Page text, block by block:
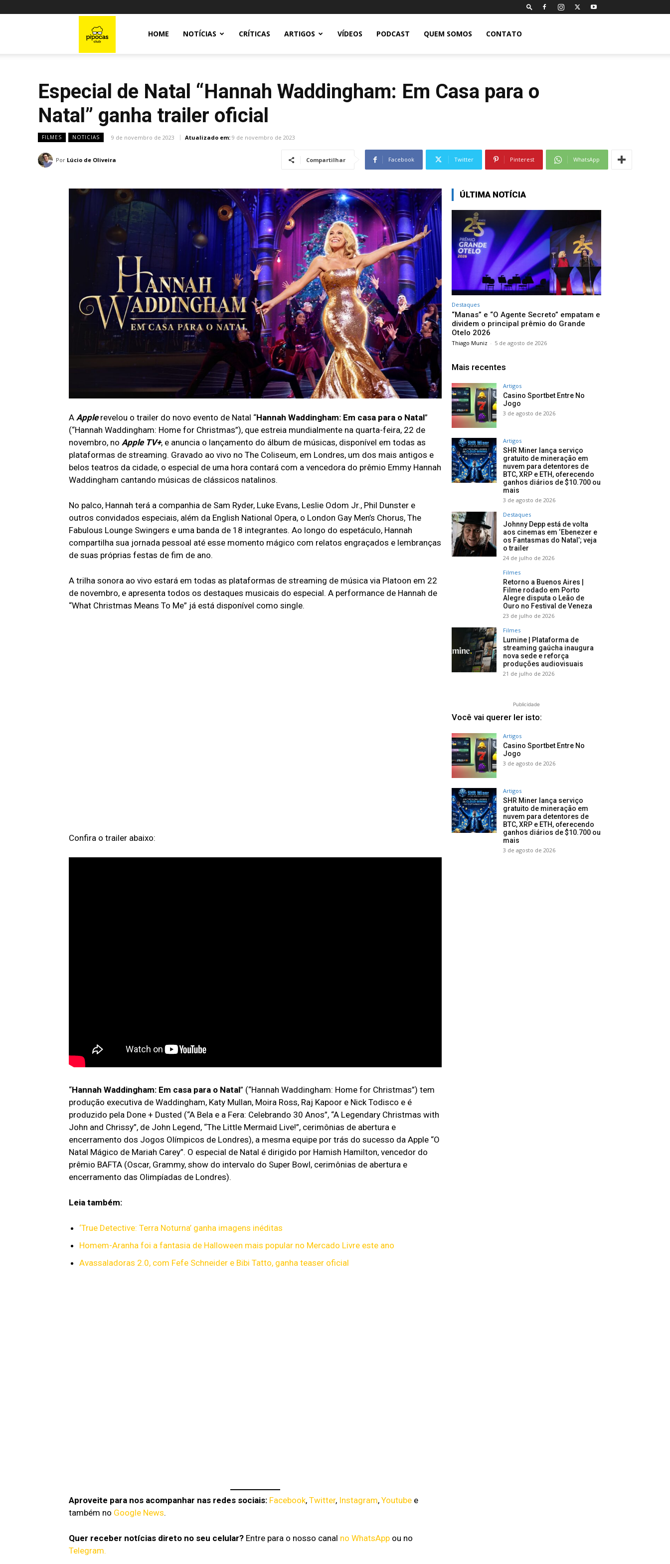
HOME NOTÍCIAS CRÍTICAS ARTIGOS VÍDEOS PODCAST QUEM SOMOS CONTATO
Especial de Natal “Hannah Waddingham: Em Casa para o
Natal” ganha trailer oficial
FILMES NOTICIAS 9 de novembro de 2023 Atualizado em: 9 de novembro de 2023
Por Lúcio de Oliveira Compartilhar Facebook Twitter Pinterest WhatsApp
A Applerevelou o trailer do novo evento de Natal “Hannah Waddingham: Em casa para o Natal”
(“Hannah Waddingham: Home for Christmas”), que estreia mundialmente na quarta-feira, 22 de
novembro, no Apple TV+, e anuncia o lançamento do álbum de músicas, disponível em todas as
plataformas de streaming. Gravado ao vivo no The Coliseum, em Londres, um dos mais antigos e
belos teatros da cidade, o especial de uma hora contará com a vencedora do prêmio Emmy Hannah
Waddingham cantando músicas de clássicos natalinos.
No palco, Hannah terá a companhia de Sam Ryder, Luke Evans, Leslie Odom Jr., Phil Dunster e
outros convidados especiais, além da English National Opera, o London Gay Men’s Chorus, The
Fabulous Lounge Swingers e uma banda de 18 integrantes. Ao longo do espetáculo, Hannah
compartilha sua jornada pessoal até esse momento mágico com relatos engraçados e lembranças
de suas próprias festas de fim de ano.
A trilha sonora ao vivo estará em todas as plataformas de streaming de música via Platoon em 22
de novembro, e apresenta todos os destaques musicais do especial. A performance de Hannah de
“What Christmas Means To Me” já está disponível como single.
Confira o trailer abaixo:
“Hannah Waddingham: Em casa para o Natal” (“Hannah Waddingham: Home for Christmas”) tem
produção executiva de Waddingham, Katy Mullan, Moira Ross, Raj Kapoor e Nick Todisco e é
produzido pela Done + Dusted (“A Bela e a Fera: Celebrando 30 Anos”, “A Legendary Christmas with
John and Chrissy”, de John Legend, “The Little Mermaid Live!”, cerimônias de abertura e
encerramento dos Jogos Olímpicos de Londres), a mesma equipe por trás do sucesso da Apple “O
Natal Mágico de Mariah Carey”. O especial de Natal é dirigido por Hamish Hamilton, vencedor do
prêmio BAFTA (Oscar, Grammy, show do intervalo do Super Bowl, cerimônias de abertura e
encerramento das Olimpíadas de Londres).
Leia também:
‘True Detective: Terra Noturna’ ganha imagens inéditas
Homem-Aranha foi a fantasia de Halloween mais popular no Mercado Livre este ano
Avassaladoras 2.0, com Fefe Schneider e Bibi Tatto, ganha teaser oficial
Aproveite para nos acompanhar nas redes sociais: Facebook, Twitter, Instagram, Youtube e
também no Google News.
Quer receber notícias direto no seu celular? Entre para o nosso canal no WhatsApp ou no
Telegram.
ÚLTIMA NOTÍCIA
Destaques
“Manas” e “O Agente Secreto” empatam e
dividem o principal prêmio do Grande
Otelo 2026
Thiago Muniz - 5 de agosto de 2026
Mais recentes
Artigos
Casino Sportbet Entre No
Jogo
3 de agosto de 2026
Artigos
SHR Miner lança serviço
gratuito de mineração em
nuvem para detentores de
BTC, XRP e ETH, oferecendo
ganhos diários de $10.700 ou
mais
3 de agosto de 2026
Destaques
Johnny Depp está de volta
aos cinemas em ‘Ebenezer e
os Fantasmas do Natal’; veja
o trailer
24 de julho de 2026
Filmes
Retorno a Buenos Aires |
Filme rodado em Porto
Alegre disputa o Leão de
Ouro no Festival de Veneza
23 de julho de 2026
Filmes
Lumine | Plataforma de
streaming gaúcha inaugura
nova sede e reforça
produções audiovisuais
21 de julho de 2026
Publicidade
Você vai querer ler isto:
Artigos
Casino Sportbet Entre No
Jogo
3 de agosto de 2026
Artigos
SHR Miner lança serviço
gratuito de mineração em
nuvem para detentores de
BTC, XRP e ETH, oferecendo
ganhos diários de $10.700 ou
mais
3 de agosto de 2026